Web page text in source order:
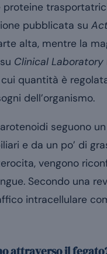
trasportatrici
pubblicata su
alta, mentre la
Clinical Laboratory
quantità è
dell’organismo.
seguono
e da un po’ di
vengono
Secondo una
intracellulare